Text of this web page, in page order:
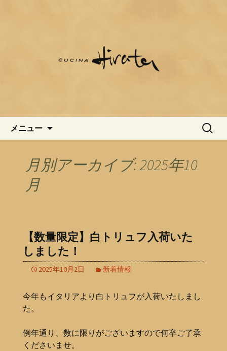
ン「クチーナ ヒラタ」のブロ
メニュー
検
月別アーカイブ: 2025年10
月
【数量限定】白トリュフ入荷いた
しました！
2025年10月2日 新着情報
今年もイタリアより白トリュフが入荷いたしまし
た。
例年通り、数に限りがございますので何卒ご了承
くださいませ。